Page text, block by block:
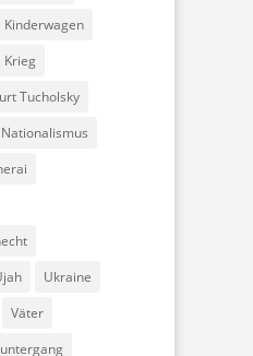
Kinderwagen
Krieg
Tucholsky
Nationalismus
Ukraine
Väter